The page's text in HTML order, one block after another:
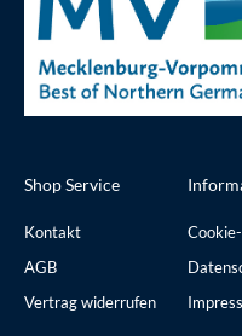
Shop Service
Kontakt
AGB
Vertrag widerrufen